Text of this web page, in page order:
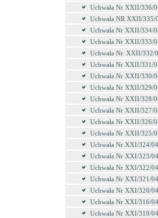
Uchwała Nr XXII/336/
Uchwała NR XXII/335/
Uchwała Nr XXII/334/
Uchwała Nr XXII/333/
Uchwała Nr. XXII/332/
Uchwała Nr XXII/331/
Uchwała Nr XXII/330/
Uchwała Nr XXII/329/
Uchwała Nr XXII/328/
Uchwała Nr XXII/327/
Uchwała Nr XXII/326/
Uchwała Nr XXII/325/
Uchwała Nr XXI/324/04
Uchwała Nr XXI/323/04
Uchwała Nr XXI/322/04
Uchwała Nr XXI/321/04
Uchwała Nr XXI/320/04
Uchwała Nr XXI/316/04
Uchwała Nr XXI/319/04